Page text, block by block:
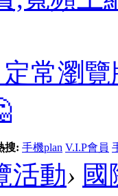
定常瀏
搜: 手機plan V.I.P會員
活動› 國